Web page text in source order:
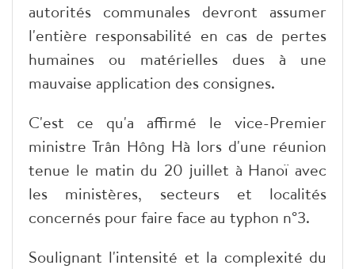
autorités communales devront assumer
l'entière responsabilité en cas de pertes
humaines ou matérielles dues à une
mauvaise application des consignes.
C'est ce qu'a affirmé le vice-Premier
ministre Trân Hông Hà lors d'une réunion
tenue le matin du 20 juillet à Hanoï avec
les ministères, secteurs et localités
concernés pour faire face au typhon n°3.
Soulignant l'intensité et la complexité du